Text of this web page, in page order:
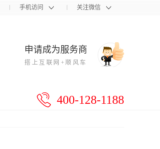
手机访问 关注微信
申请成为服务商
搭上互联网+顺风车
400-128-1188